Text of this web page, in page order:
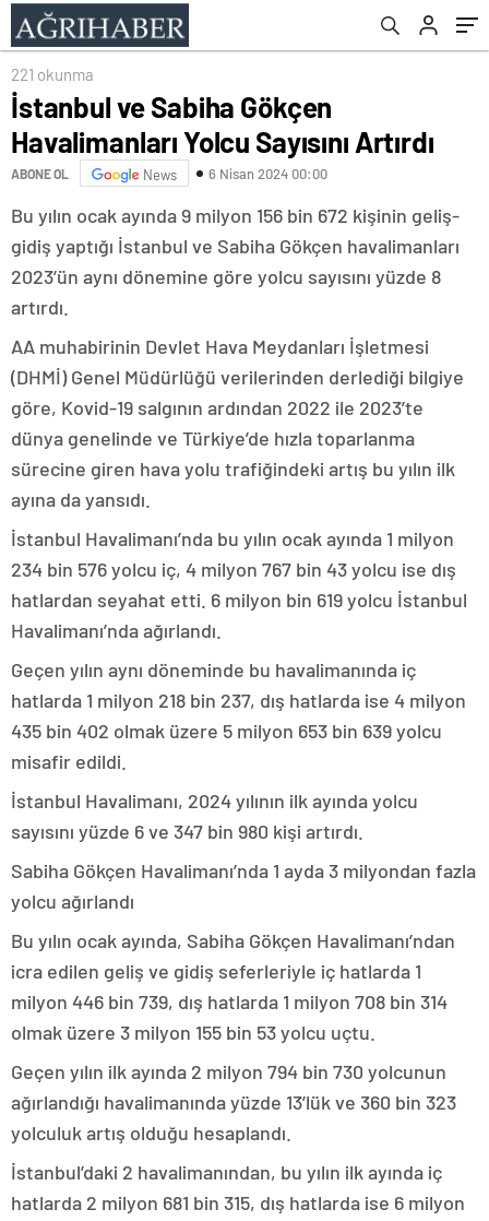
221 okunma
İstanbul ve Sabiha Gökçen
Havalimanları Yolcu Sayısını Artırdı
ABONE OL News 6 Nisan 2024 00:00
Bu yılın ocak ayında 9 milyon 156 bin 672 kişinin geliş-
gidiş yaptığı İstanbul ve Sabiha Gökçen havalimanları
2023’ün aynı dönemine göre yolcu sayısını yüzde 8
artırdı.
AA muhabirinin Devlet Hava Meydanları İşletmesi
(DHMİ) Genel Müdürlüğü verilerinden derlediği bilgiye
göre, Kovid-19 salgının ardından 2022 ile 2023’te
dünya genelinde ve Türkiye’de hızla toparlanma
sürecine giren hava yolu trafiğindeki artış bu yılın ilk
ayına da yansıdı.
İstanbul Havalimanı’nda bu yılın ocak ayında 1 milyon
234 bin 576 yolcu iç, 4 milyon 767 bin 43 yolcu ise dış
hatlardan seyahat etti. 6 milyon bin 619 yolcu İstanbul
Havalimanı’nda ağırlandı.
Geçen yılın aynı döneminde bu havalimanında iç
hatlarda 1 milyon 218 bin 237, dış hatlarda ise 4 milyon
435 bin 402 olmak üzere 5 milyon 653 bin 639 yolcu
misafir edildi.
İstanbul Havalimanı, 2024 yılının ilk ayında yolcu
sayısını yüzde 6 ve 347 bin 980 kişi artırdı.
Sabiha Gökçen Havalimanı’nda 1 ayda 3 milyondan fazla
yolcu ağırlandı
Bu yılın ocak ayında, Sabiha Gökçen Havalimanı’ndan
icra edilen geliş ve gidiş seferleriyle iç hatlarda 1
milyon 446 bin 739, dış hatlarda 1 milyon 708 bin 314
olmak üzere 3 milyon 155 bin 53 yolcu uçtu.
Geçen yılın ilk ayında 2 milyon 794 bin 730 yolcunun
ağırlandığı havalimanında yüzde 13’lük ve 360 bin 323
yolculuk artış olduğu hesaplandı.
İstanbul’daki 2 havalimanından, bu yılın ilk ayında iç
hatlarda 2 milyon 681 bin 315, dış hatlarda ise 6 milyon